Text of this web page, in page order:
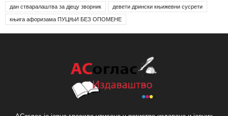
дан стваралаштва за дјецу зворник девети дрински књижевни сусрети
књига афоризама ПУЦЊИ БЕЗ ОПОМЕНЕ